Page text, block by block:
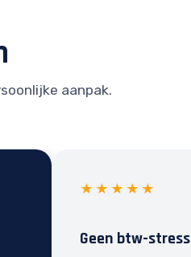
aanpak.
★★★★★
Geen btw-stress